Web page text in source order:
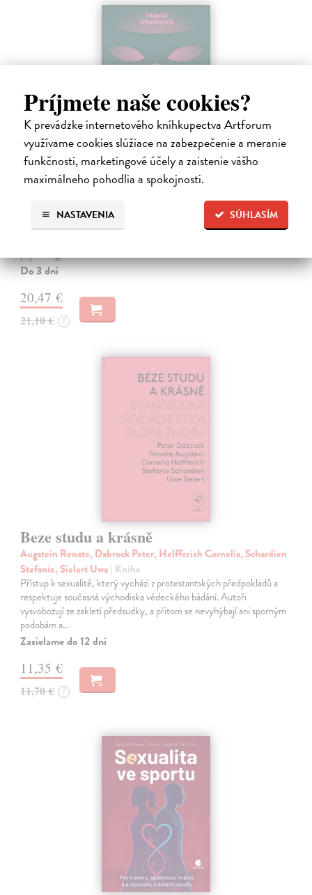
Príjmete naše cookies?
K prevádzke internetového kníhkupectva Artforum
využívame cookies slúžiace na zabezpečenie a meranie
funkčnosti, marketingové účely a zaistenie vášho
maximálneho pohodlia a spokojnosti.
SÚHLASÍM
NASTAVENIA
Česká touha
Novinářka Hana Vacková pootevírá na základě devatenácti intimních
zpovědí dveře do českých ložnic. Díky zasazení do širšího kontextu i
psychologické…
Do 3 dní
20,47 €
21,10 € ?
Beze studu a krásně
Augstein Renate, Dabrock Peter, Helfferich Cornelia, Schardien
Stefanie, Sielert Uwe | Kniha
Přístup k sexualitě, který vychází z protestantských předpokladů a
respektuje současná východiska vědeckého bádání. Autoři
vysvobozují ze zakletí předsudky, a přitom se nevyhýbají ani sporným
podobám a…
Zasielame do 12 dní
11,35 €
11,70 € ?